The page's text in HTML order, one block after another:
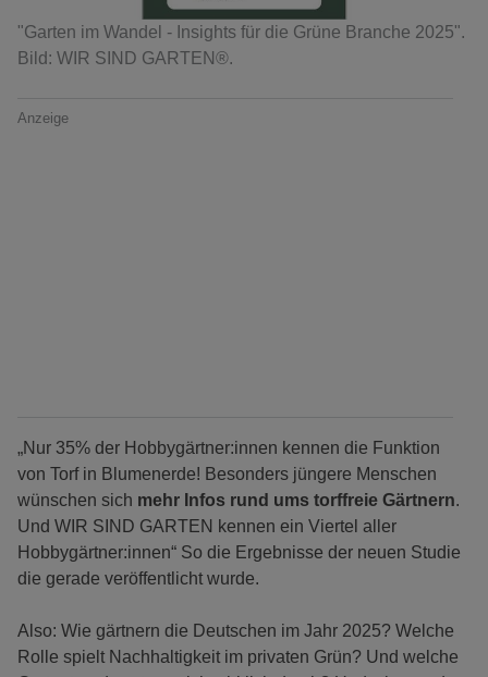
"Garten im Wandel - Insights für die Grüne Branche 2025".
Bild: WIR SIND GARTEN®.
Anzeige
„Nur 35% der Hobbygärtner:innen kennen die Funktion
von Torf in Blumenerde! Besonders jüngere Menschen
wünschen sich mehr Infos rund ums torffreie Gärtnern.
Und WIR SIND GARTEN kennen ein Viertel aller
Hobbygärtner:innen“ So die Ergebnisse der neuen Studie
die gerade veröffentlicht wurde.
Also: Wie gärtnern die Deutschen im Jahr 2025? Welche
Rolle spielt Nachhaltigkeit im privaten Grün? Und welche